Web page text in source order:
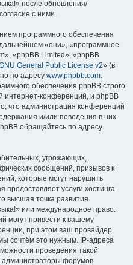
после обновления/
с ними.
программного обеспечения
«они», «программное
«phpBB Limited», «phpBB
General Public License v2» (в
по адресу www.phpbb.com.
обеспечения phpBB строго
интернет-конференций, и phpBB
что администрация конференций
и/или поведения в них.
обращайтесь по адресу
угрожающих,
сообщений, призывов к
которые могут нарушить
услуги хостинга
высшая точка развития
или международное право.
могут привести к вашему
при этом ваш провайдер
сочтём это нужным. IP-адреса
проведения такой
администраторы форумов